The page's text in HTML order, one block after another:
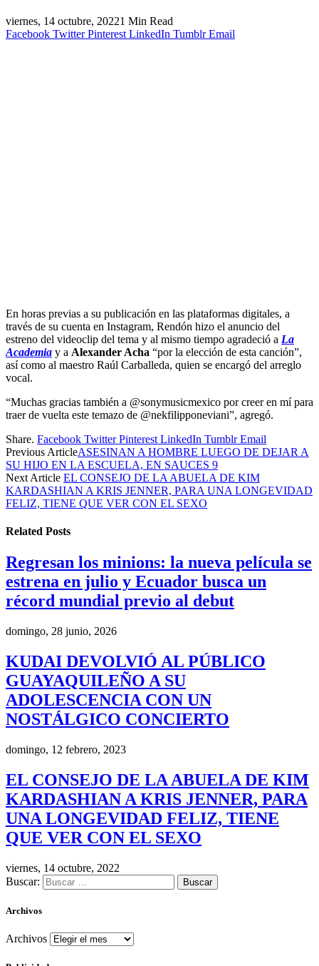
viernes, 14 octubre, 20221 Min Read
Facebook Twitter Pinterest LinkedIn Tumblr Email
En horas previas a su publicación en las plataformas digitales, a
través de su cuenta en Instagram, Rendón hizo el anuncio del
estreno del videoclip del tema y al mismo tiempo agradeció a La
Academia y a Alexander Acha “por la elección de esta canción”,
así como al maestro Raúl Carballeda, quien se encargó del arreglo
vocal.
“Muchas gracias también a @sonymusicmexico por creer en mí para
traer de vuelta este temazo de @nekfilipponeviani”, agregó.
Share. Facebook Twitter Pinterest LinkedIn Tumblr Email
Previous ArticleASESINAN A HOMBRE LUEGO DE DEJAR A
SU HIJO EN LA ESCUELA, EN SAUCES 9
Next Article EL CONSEJO DE LA ABUELA DE KIM
KARDASHIAN A KRIS JENNER, PARA UNA LONGEVIDAD
FELIZ, TIENE QUE VER CON EL SEXO
Related Posts
Regresan los minions: la nueva película se
estrena en julio y Ecuador busca un
récord mundial previo al debut
domingo, 28 junio, 2026
KUDAI DEVOLVIÓ AL PÚBLICO
GUAYAQUILEÑO A SU
ADOLESCENCIA CON UN
NOSTÁLGICO CONCIERTO
domingo, 12 febrero, 2023
EL CONSEJO DE LA ABUELA DE KIM
KARDASHIAN A KRIS JENNER, PARA
UNA LONGEVIDAD FELIZ, TIENE
QUE VER CON EL SEXO
viernes, 14 octubre, 2022
Buscar:
Archivos
Archivos